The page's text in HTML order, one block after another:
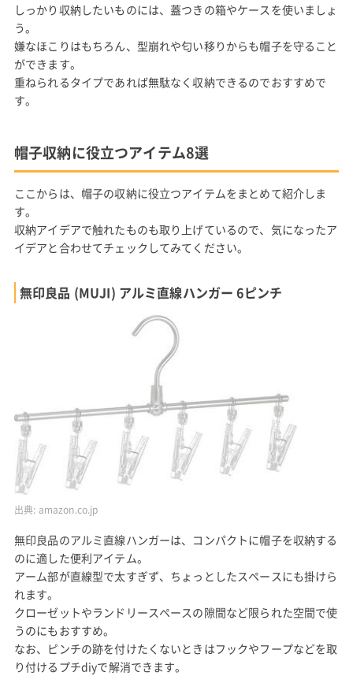
しっかり収納したいものには、蓋つきの箱やケースを使いましょ
う。
嫌なほこりはもちろん、型崩れや匂い移りからも帽子を守ること
ができます。
重ねられるタイプであれば無駄なく収納できるのでおすすめで
す。
帽子収納に役立つアイテム8選
ここからは、帽子の収納に役立つアイテムをまとめて紹介しま
す。
収納アイデアで触れたものも取り上げているので、気になったア
イデアと合わせてチェックしてみてください。
無印良品 (MUJI) アルミ直線ハンガー 6ピンチ
出典: amazon.co.jp
無印良品のアルミ直線ハンガーは、コンパクトに帽子を収納する
のに適した便利アイテム。
アーム部が直線型で太すぎず、ちょっとしたスペースにも掛けら
れます。
クローゼットやランドリースペースの隙間など限られた空間で使
うのにもおすすめ。
なお、ピンチの跡を付けたくないときはフックやフープなどを取
り付けるプチdiyで解消できます。